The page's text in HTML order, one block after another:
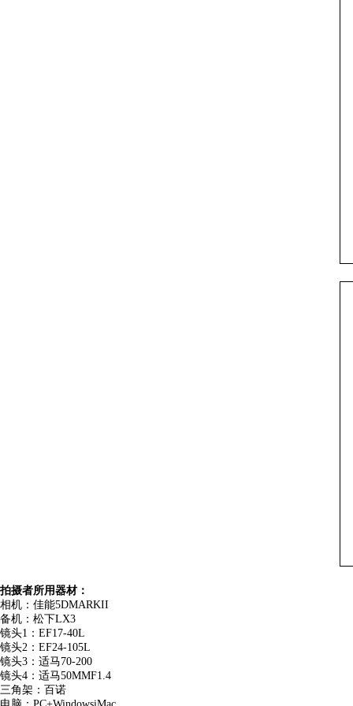
拍摄者所用器材：
相机：佳能5DMARKII
备机：松下LX3
镜头1：EF17-40L
镜头2：EF24-105L
镜头3：适马70-200
镜头4：适马50MMF1.4
三角架：百诺